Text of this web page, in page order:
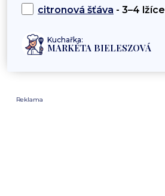
citronová šťáva - 3–4 lžíce
Kuchařka:
MARKÉTA BIELESZOVÁ
Reklama